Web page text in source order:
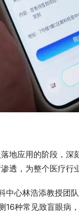
地应用的阶段，
透，为整个医疗行
中心林浩添教授团
16种常见致盲眼病